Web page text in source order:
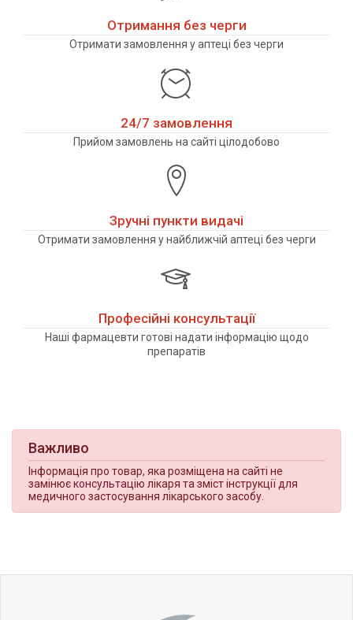
Отримання без черги
Отримати замовлення у аптеці без черги
24/7 замовлення
Прийом замовлень на сайті цілодобово
Зручні пункти видачі
Отримати замовлення у найближчій аптеці без черги
Професійні консультації
Наші фармацевти готові надати інформацію щодо
препаратів
Важливо
Інформація про товар, яка розміщена на сайті не
замінює консультацію лікаря та зміст інструкції для
медичного застосування лікарського засобу.